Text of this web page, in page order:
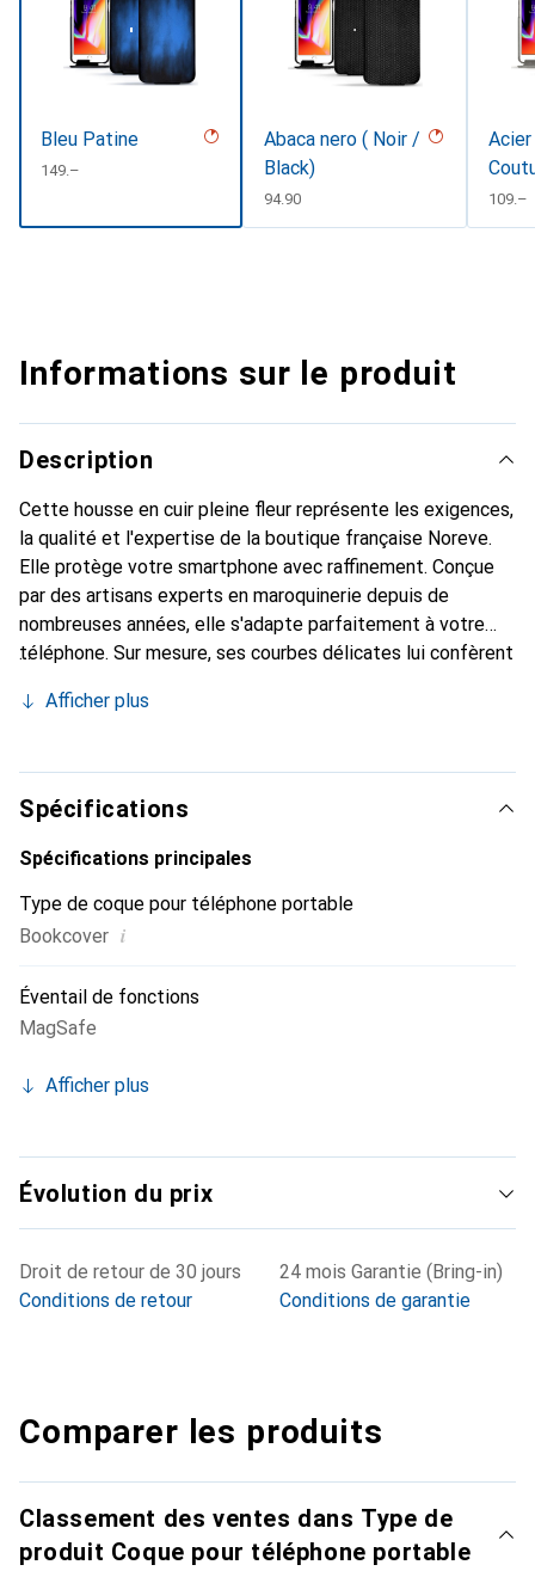
Bleu Patine
CHF
149.–
Abaca nero ( Noir /
Black)
CHF
94.90 CHF
109.–
Informations sur le produit
Description
Cette housse en cuir pleine fleur représente les exigences,
la qualité et l'expertise de la boutique française Noreve.
Elle protège votre smartphone avec raffinement. Conçue
par des artisans experts en maroquinerie depuis de
nombreuses années, elle s'adapte parfaitement à votre
téléphone. Sur mesure, ses courbes délicates lui confèrent
chic et essentiel pour votre smartphone. Reconnaître
marque Noreve est un choix sûr pour une clientèle
exigeante.
Afficher plus
Spécifications
Spécifications principales
Type de coque pour téléphone portable
Bookcover i
Éventail de fonctions
MagSafe
Afficher plus
Évolution du prix
Droit de retour de 30 jours
Conditions de retour
24 mois Garantie (Bring-in)
Conditions de garantie
Comparer les produits
Classement des ventes dans Type de
produit Coque pour téléphone portable